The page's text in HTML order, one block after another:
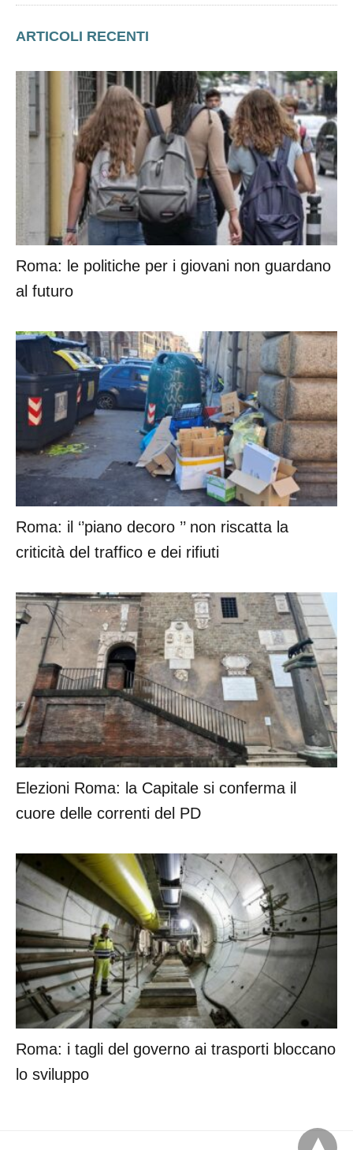
ARTICOLI RECENTI
Roma: le politiche per i giovani non guardano
al futuro
Roma: il ‘’piano decoro ’’ non riscatta la
criticità del traffico e dei rifiuti
Elezioni Roma: la Capitale si conferma il
cuore delle correnti del PD
Roma: i tagli del governo ai trasporti bloccano
lo sviluppo